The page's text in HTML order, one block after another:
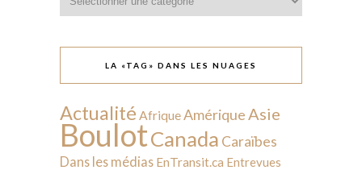
LA «TAG» DANS LES NUAGES
Actualité AfriqueAmérique Asie
BoulotCanada Caraïbes
Dans les médias EnTransit.ca Entrevues